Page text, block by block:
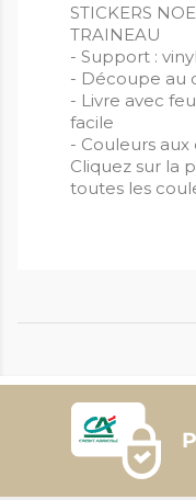
STICKERS
TRAINEAU
- Support :
- Découpe au
- Livre avec
facile
- Couleurs aux
Cliquez sur la
toutes les